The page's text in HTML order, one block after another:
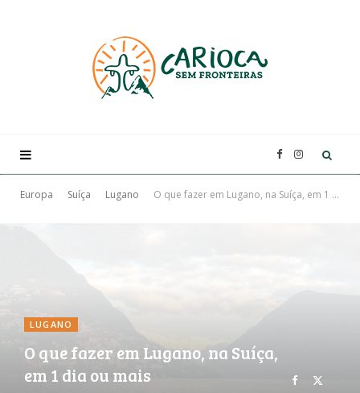
F
a
I
n
Europa Suíça Lugano O que fazer em Lugano, na Suíça, em 1 dia ou mais
LUGANO
O que fazer em Lugano, na Suíça,
em 1 dia ou mais